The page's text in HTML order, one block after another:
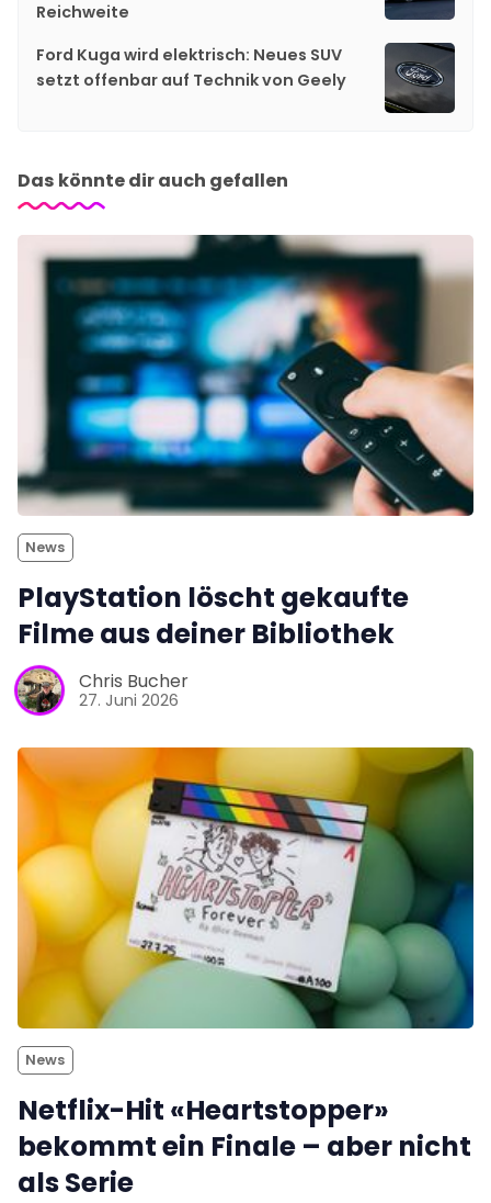
Reichweite
Ford Kuga wird elektrisch: Neues SUV
setzt offenbar auf Technik von Geely
Das könnte dir auch gefallen
News
PlayStation löscht gekaufte
Filme aus deiner Bibliothek
Chris Bucher
27. Juni 2026
News
Netflix-Hit «Heartstopper»
bekommt ein Finale – aber nicht
als Serie